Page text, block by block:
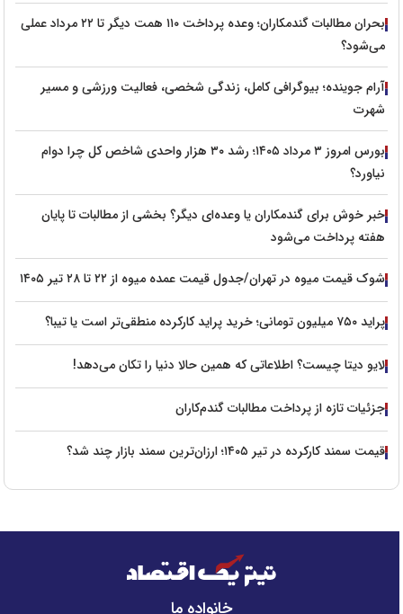
بحران مطالبات گندمکاران؛ وعده پرداخت ۱۱۰ همت دیگر تا ۲۲ مرداد عملی
می‌شود؟
آرام جوینده؛ بیوگرافی کامل، زندگی شخصی، فعالیت ورزشی و مسیر
شهرت
بورس امروز ۳ مرداد ۱۴۰۵؛ رشد ۳۰ هزار واحدی شاخص کل چرا دوام
نیاورد؟
خبر خوش برای گندمکاران یا وعده‌ای دیگر؟ بخشی از مطالبات تا پایان
هفته پرداخت می‌شود
شوک قیمت میوه در تهران/جدول قیمت عمده میوه از ۲۲ تا ۲۸ تیر ۱۴۰۵
پراید ۷۵۰ میلیون تومانی؛ خرید پراید کارکرده منطقی‌تر است یا تیبا؟
لایو دیتا چیست؟ اطلاعاتی که همین حالا دنیا را تکان می‌دهد!
جزئیات تازه از پرداخت مطالبات گندم‌کاران
قیمت سمند کارکرده در تیر ۱۴۰۵؛ ارزان‌ترین سمند بازار چند شد؟
خانواده ما